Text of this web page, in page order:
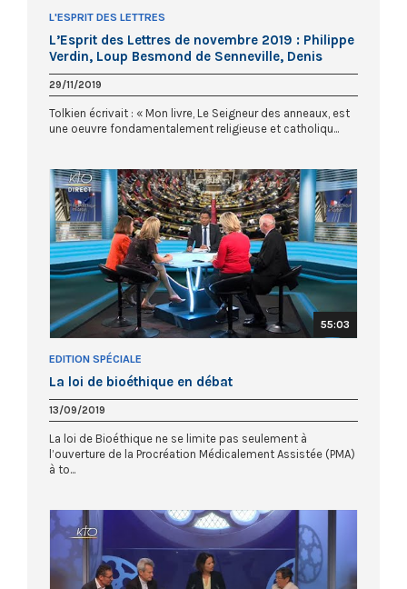
L'ESPRIT DES LETTRES
L’Esprit des Lettres de novembre 2019 : Philippe
Verdin, Loup Besmond de Senneville, Denis
Pelleti
29/11/2019
Tolkien écrivait : « Mon livre, Le Seigneur des anneaux, est
une oeuvre fondamentalement religieuse et catholiqu...
55:03
EDITION SPÉCIALE
La loi de bioéthique en débat
13/09/2019
La loi de Bioéthique ne se limite pas seulement à
l’ouverture de la Procréation Médicalement Assistée (PMA)
à to...